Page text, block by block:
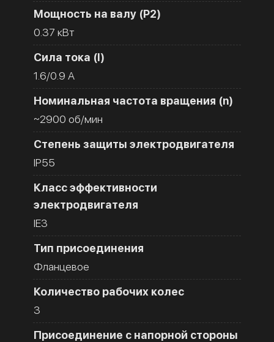
Мощность на валу (Р2)
0.37 кВт
Сила тока (I)
1.6/0.9 A
Номинальная частота вращения (n)
~2900 об/мин
Степень защиты электродвигателя
IP55
Класс эффективности
электродвигателя
IE3
Тип присоединения
Фланцевое
Количество рабочих колес
3
Присоединение с напорной стороны